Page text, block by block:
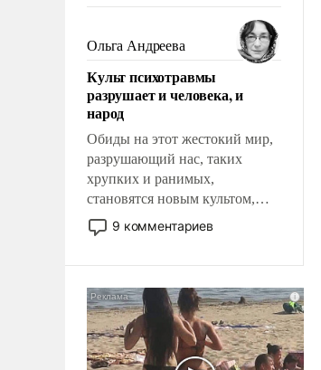
сложна и амбициозна. Однако
и ее реализация радикально
поднимет наши боевые
возможности.
Ольга Андреева
Культ психотравмы
разрушает и человека, и
народ
Обиды на этот жестокий мир,
разрушающий нас, таких
хрупких и ранимых,
становятся новым культом,
постепенно вытесняя и
отменяя традиционное
ударами судьбы, брать на себя
ответственность, помогать
слабым, идти вперед и
адаптироваться.
9 комментариев